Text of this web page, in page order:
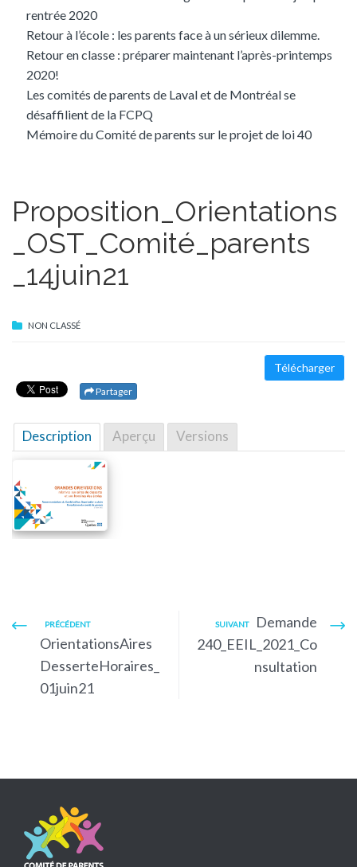
rentrée 2020
Retour à l’école : les parents face à un sérieux dilemme.
Retour en classe : préparer maintenant l’après-printemps
2020!
Les comités de parents de Laval et de Montréal se
désaffilient de la FCPQ
Mémoire du Comité de parents sur le projet de loi 40
Proposition_Orientations
_OST_Comité_parents
_14juin21
NON CLASSÉ
Télécharger
Partager
Description Aperçu Versions
PRÉCÉDENT
OrientationsAires
DesserteHoraires_
01juin21
SUIVANT
Demande
240_EEIL_2021_Co
nsultation